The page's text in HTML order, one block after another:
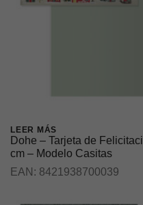
LEER MÁS
Dohe – Tarjeta de
cm – Modelo Casitas
EAN: 8421938700039